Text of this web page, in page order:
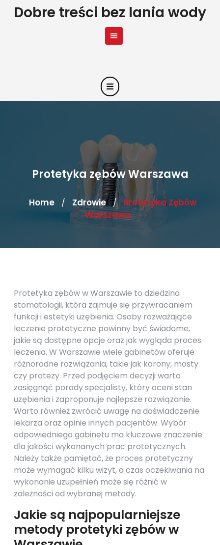
SkipDobre treści bez lania wody
Protetyka zębów Warszawa
Home / Zdrowie / Protetyka Zębów
Warszawa
Protetyka zębów w Warszawie to dziedzina
stomatologii, która zajmuje się przywracaniem
funkcji i estetyki uzębienia. Osoby rozważające
leczenie protetyczne powinny być świadome,
jakie są dostępne opcje oraz jak wygląda proces
leczenia. W Warszawie wiele gabinetów oferuje
różnorodne rozwiązania, takie jak korony, mosty
czy protezy. Przed podjęciem decyzji warto
zasięgnąć porady specjalisty, który oceni stan
uzębienia i zaproponuje najlepsze rozwiązanie.
Warto również zwrócić uwagę na doświadczenie
lekarza oraz opinie innych pacjentów. Wybór
odpowiedniego gabinetu ma kluczowe znaczenie
dla jakości wykonanych prac protetycznych.
Należy także pamiętać, że proces protetyczny
może wymagać kilku wizyt, a czas oczekiwania na
wykonanie uzupełnień może się różnić w
zależności od wybranej metody.
Jakie są najpopularniejsze
metody protetyki zębów w